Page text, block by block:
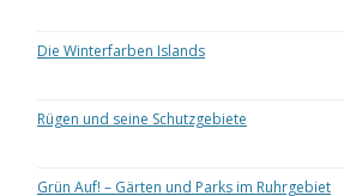
Die Winterfarben Islands
Rügen und seine Schutzgebiete
Grün Auf! – Gärten und Parks im Ruhrgebiet